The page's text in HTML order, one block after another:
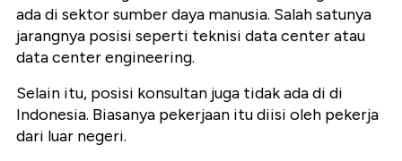
ada di sektor sumber daya manusia. Salah satunya
jarangnya posisi seperti teknisi data center atau
data center engineering.
Selain itu, posisi konsultan juga tidak ada di di
Indonesia. Biasanya pekerjaan itu diisi oleh pekerja
dari luar negeri.